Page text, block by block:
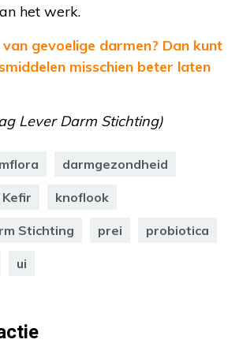
het werk.
gevoelige darmen? Dan kunt
misschien beter laten
Lever Darm Stichting)
darmgezondheid
Kefir knoflook
Stichting prei probiotica
ui